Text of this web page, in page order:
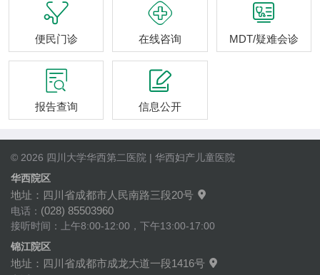

便民门诊

在线咨询

MDT/疑难会诊

报告查询

信息公开
© 2026 四川大学华西第二医院 | 华西妇产儿童医院
华西院区
地址：四川省成都市人民南路三段20号 
电话： (028) 85503960
接听时间：上午8:00-12:00，下午13:00-17:00
锦江院区
地址：四川省成都市成龙大道一段1416号 